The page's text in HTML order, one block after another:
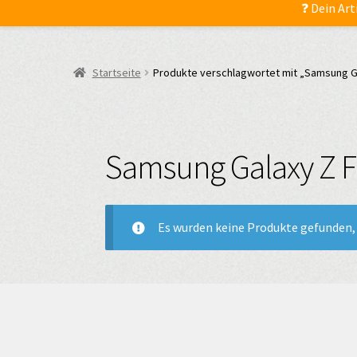
❓ Dein
Startseite Produkte verschlagwortet mit „Samsung
Samsung Galaxy Z
Es wurden keine Produkte